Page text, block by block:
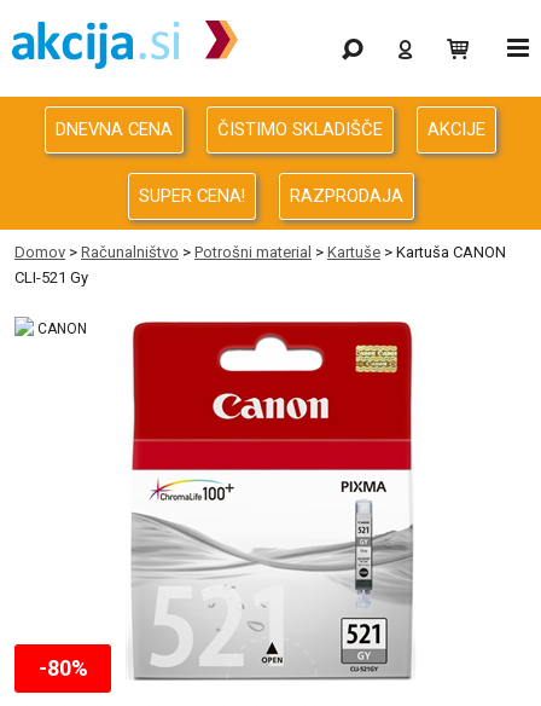
Gaming
Odprodaja
Računalništvo
Računalništvo za podjetja
Avdio Video Foto
Oprema za pisarno in dom
DNEVNA CENA ČISTIMO SKLADIŠČE AKCIJE
SUPER CENA! RAZPRODAJA
Domov > Računalništvo > Potrošni material > Kartuše > Kartuša CANON
CLI-521 Gy
-80%